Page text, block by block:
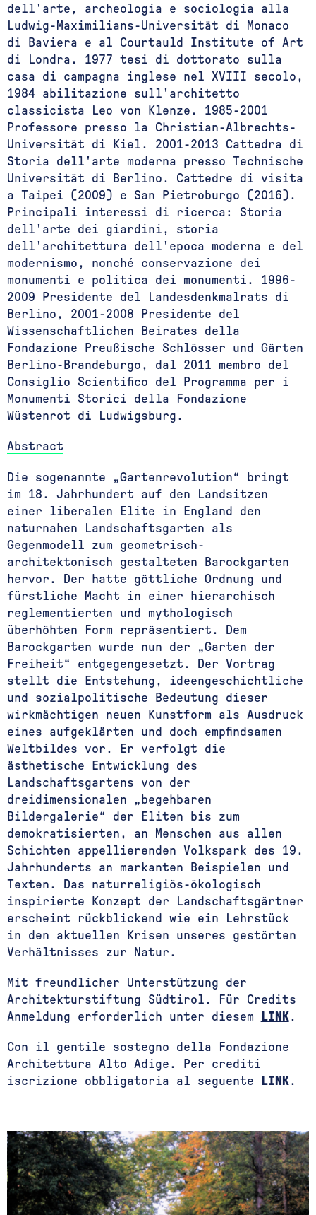
dell'arte, archeologia e sociologia alla
Ludwig-Maximilians-Universität di Monaco
di Baviera e al Courtauld Institute of Art
di Londra. 1977 tesi di dottorato sulla
casa di campagna inglese nel XVIII secolo,
1984 abilitazione sull'architetto
classicista Leo von Klenze. 1985-2001
Professore presso la Christian-Albrechts-
Universität di Kiel. 2001-2013 Cattedra di
Storia dell'arte moderna presso Technische
Universität di Berlino. Cattedre di visita
a Taipei (2009) e San Pietroburgo (2016).
Principali interessi di ricerca: Storia
dell'arte dei giardini, storia
dell'architettura dell'epoca moderna e del
modernismo, nonché conservazione dei
monumenti e politica dei monumenti. 1996-
2009 Presidente del Landesdenkmalrats di
Berlino, 2001-2008 Presidente del
Wissenschaftlichen Beirates della
Fondazione Preußische Schlösser und Gärten
Berlino-Brandeburgo, dal 2011 membro del
Consiglio Scientifico del Programma per i
Monumenti Storici della Fondazione
Wüstenrot di Ludwigsburg.
Abstract
Die sogenannte „Gartenrevolution“ bringt
im 18. Jahrhundert auf den Landsitzen
einer liberalen Elite in England den
naturnahen Landschaftsgarten als
Gegenmodell zum geometrisch-
architektonisch gestalteten Barockgarten
hervor. Der hatte göttliche Ordnung und
fürstliche Macht in einer hierarchisch
reglementierten und mythologisch
überhöhten Form repräsentiert. Dem
Barockgarten wurde nun der „Garten der
Freiheit“ entgegengesetzt. Der Vortrag
stellt die Entstehung, ideengeschichtliche
und sozialpolitische Bedeutung dieser
wirkmächtigen neuen Kunstform als Ausdruck
eines aufgeklärten und doch empfindsamen
Weltbildes vor. Er verfolgt die
ästhetische Entwicklung des
Landschaftsgartens von der
dreidimensionalen „begehbaren
Bildergalerie“ der Eliten bis zum
demokratisierten, an Menschen aus allen
Schichten appellierenden Volkspark des 19.
Jahrhunderts an markanten Beispielen und
Texten. Das naturreligiös-ökologisch
inspirierte Konzept der Landschaftsgärtner
erscheint rückblickend wie ein Lehrstück
in den aktuellen Krisen unseres gestörten
Verhältnisses zur Natur.
Mit freundlicher Unterstützung der
Architekturstiftung Südtirol. Für Credits
Anmeldung erforderlich unter diesem
LINK.
Con il gentile sostegno della Fondazione
Architettura Alto Adige. Per crediti
iscrizione obbligatoria al seguente
LINK.